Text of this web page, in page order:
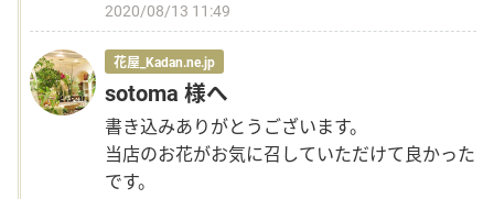
2020/08/13 11:49
花屋_Kadan.ne.jp
sotoma 様へ
書き込みありがとうございます。
当店のお花がお気に召していただけて良かった
です。